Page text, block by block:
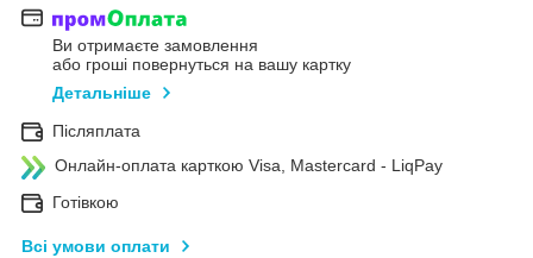
Ви отримаєте замовлення
або гроші повернуться на вашу картку
Детальніше
Післяплата
Онлайн-оплата карткою Visa, Mastercard - LiqPay
Готівкою
Всі умови оплати